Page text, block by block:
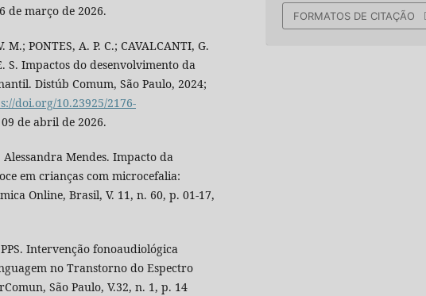
de março de 2026.
M.; PONTES, A. P. C.; CAVALCANTI, G.
S. Impactos do desenvolvimento da
Distúb Comum, São Paulo, 2024;
doi.org/10.23925/2176-
09 de abril de 2026.
Alessandra Mendes. Impacto da
em crianças com microcefalia:
Online, Brasil, V. 11, n. 60, p. 01-17,
PPS. Intervenção fonoaudiológica
no Transtorno do Espectro
São Paulo, V.32, n. 1, p. 14
FORMATOS DE CITAÇÃO